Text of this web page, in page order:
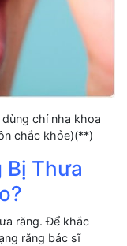
chỉ nha khoa
chắc khỏe)(**)
Bị Thưa
răng. Để khắc
răng bác sĩ